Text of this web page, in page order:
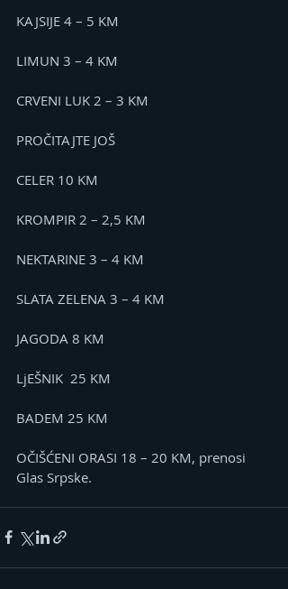
KAJSIJE 4 – 5 KM
LIMUN 3 – 4 KM
CRVENI LUK 2 – 3 KM
PROČITAJTE JOŠ
CELER 10 KM
KROMPIR 2 – 2,5 KM
NEKTARINE 3 – 4 KM
SLATA ZELENA 3 – 4 KM
JAGODA 8 KM
LjEŠNIK  25 KM
BADEM 25 KM
OČIŠĆENI ORASI 18 – 20 KM, prenosi
Glas Srpske.